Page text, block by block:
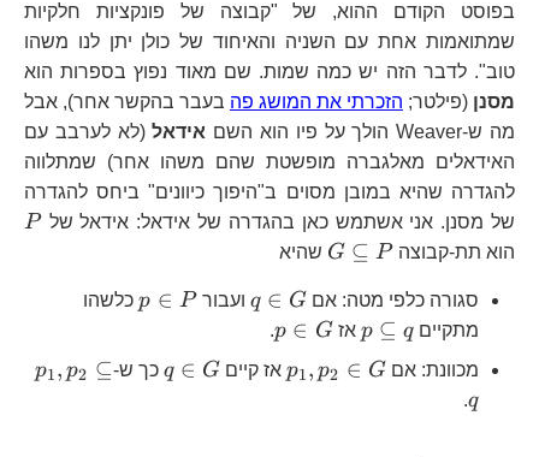
בפוסט הקודם ההוא, של "קבוצה של פונקציות חלקיות
שמתואמות אחת עם השניה והאיחוד של כולן יתן לנו משהו
טוב". לדבר הזה יש כמה שמות. שם מאוד נפוץ בספרות הוא
מסנן (פילטר; הזכרתי את המושג פה בעבר בהקשר אחר), אבל
מה ש-Weaver הולך על פיו הוא השם
אידאל(לא לערבב עם
האידאלים מאלגברה מופשטת שהם משהו אחר) שמתלווה
להגדרה שהיא במובן מסוים ב"היפוך כיוונים" ביחס להגדרה
של מסנן. אני אשתמש כאן בהגדרה של אידאל: אידאל שלP
הוא תת-קבוצה
G\subseteq G ⊆ P שהיא
סגורה כלפי מטה: אם
q\in
G
q ∈ G ועבור
p\in
P
p ∈ P
כלשהו
מתקיים
p ⊆ q אז
p\inp ∈ G
.
מכוונת: אם
p_{1},p_{2}\in
p1, p2 ∈ G אז קיים
q\in
q ∈ G כך ש- p1, p2 ⊆
q
.